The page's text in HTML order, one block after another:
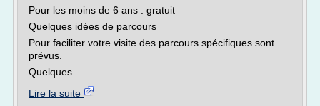
Pour les moins de 6 ans : gratuit
Quelques idées de parcours
Pour faciliter votre visite des parcours spécifiques sont
prévus.
Quelques...
Lire la suite